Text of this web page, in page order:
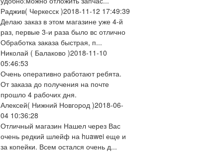
Раджив( Черкесск )2018-11-12 17:49:39
Делаю заказ в этом магазине уже 4-й
раз, первые 3-и раза было вс отлично
Обработка заказа быстрая, п...
Николай ( Балаково )2018-11-10
05:46:53
Очень оперативно работают ребята.
От заказа до получения на почте
прошло 4 рабочих дня.
Алексей( Нижний Новгород )2018-06-
04 10:36:28
Отличный магазин Нашел через Вас
очень редкий шлейф на huawei еще и
за копейки. Всем остался очень д...